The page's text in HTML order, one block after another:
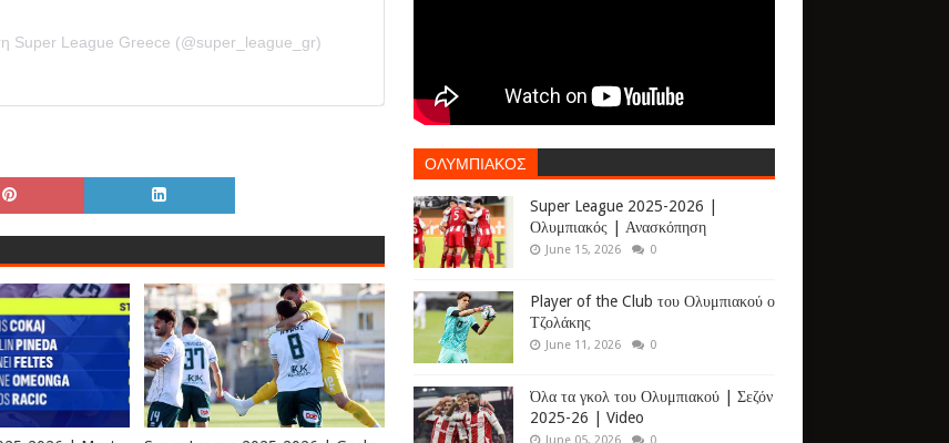
Super League Greece (@super_league_gr)
ΟΛΥΜΠΙΑΚΟΣ
Super League 2025-2026 |
Ολυμπιακός | Ανασκόπηση
June 15, 2026 0
Player of the Club του Ολυμπιακού ο
Τζολάκης
June 11, 2026 0
Όλα τα γκολ του Ολυμπιακού | Σεζόν
2025-26 | Video
June 05, 2026 0